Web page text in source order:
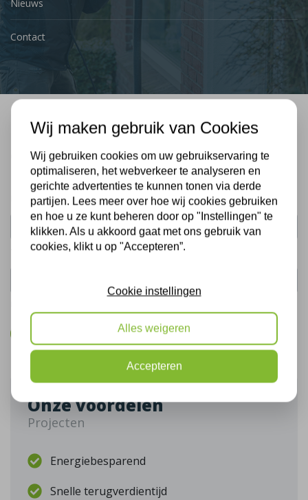
Nieuws
Contact
Bel mij terug
Gratis, vrijblijvend advies
Uw naam:
Telefoonnummer:
Onze voordelen
Projecten
Energiebesparend
Snelle terugverdientijd
Wij maken gebruik van Cookies
Wij gebruiken cookies om uw gebruikservaring te
optimaliseren, het webverkeer te analyseren en
gerichte advertenties te kunnen tonen via derde
partijen. Lees meer over hoe wij cookies gebruiken
en hoe u ze kunt beheren door op "Instellingen" te
klikken. Als u akkoord gaat met ons gebruik van
cookies, klikt u op "Accepteren”.
Cookie instellingen
Alles weigeren
Accepteren